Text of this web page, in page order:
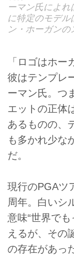
ーマン氏によ
に特定のモデ
ン・ホーガン
「ロゴはホー
彼はテンプレ
ーマン氏。つ
エットの正体
あるものの、
も多かれ少な
だ。
現行のPGAツ
周年。白いシ
意味“世界で
えるが、その
の存在があっ